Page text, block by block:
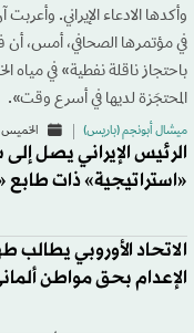
وأكدها الادعاء الإيراني.
في مؤتمرها الصحافي، أمس، أن
باحتجاز ناقلة نفطية» في مياه
المحتجَزة لديها في أسرع وقت».
ميشال أبونجم (باريس) الخميس 04/05 - 15:39
الرئيس الإيراني يصل إلى
«استراتيجية» ذات
الاتحاد الأوروبي يطالب
الإعدام بحق مواطن